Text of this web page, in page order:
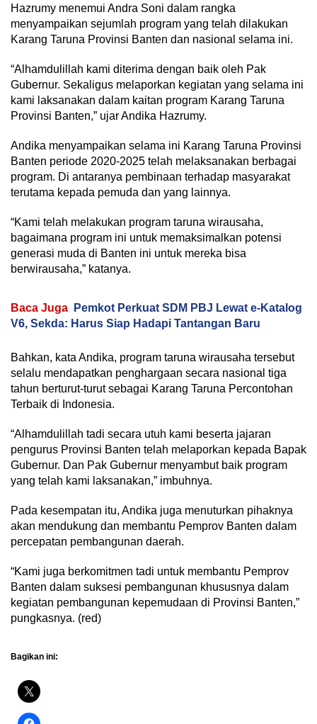
Hazrumy menemui Andra Soni dalam rangka
menyampaikan sejumlah program yang telah dilakukan
Karang Taruna Provinsi Banten dan nasional selama ini.
“Alhamdulillah kami diterima dengan baik oleh Pak
Gubernur. Sekaligus melaporkan kegiatan yang selama ini
kami laksanakan dalam kaitan program Karang Taruna
Provinsi Banten,” ujar Andika Hazrumy.
Andika menyampaikan selama ini Karang Taruna Provinsi
Banten periode 2020-2025 telah melaksanakan berbagai
program. Di antaranya pembinaan terhadap masyarakat
terutama kepada pemuda dan yang lainnya.
“Kami telah melakukan program taruna wirausaha,
bagaimana program ini untuk memaksimalkan potensi
generasi muda di Banten ini untuk mereka bisa
berwirausaha,” katanya.
Baca Juga
Pemkot Perkuat SDM PBJ Lewat e-Katalog
V6, Sekda: Harus Siap Hadapi Tantangan Baru
Bahkan, kata Andika, program taruna wirausaha tersebut
selalu mendapatkan penghargaan secara nasional tiga
tahun berturut-turut sebagai Karang Taruna Percontohan
Terbaik di Indonesia.
“Alhamdulillah tadi secara utuh kami beserta jajaran
pengurus Provinsi Banten telah melaporkan kepada Bapak
Gubernur. Dan Pak Gubernur menyambut baik program
yang telah kami laksanakan,” imbuhnya.
Pada kesempatan itu, Andika juga menuturkan pihaknya
akan mendukung dan membantu Pemprov Banten dalam
percepatan pembangunan daerah.
“Kami juga berkomitmen tadi untuk membantu Pemprov
Banten dalam suksesi pembangunan khususnya dalam
kegiatan pembangunan kepemudaan di Provinsi Banten,”
pungkasnya. (red)
Bagikan ini: